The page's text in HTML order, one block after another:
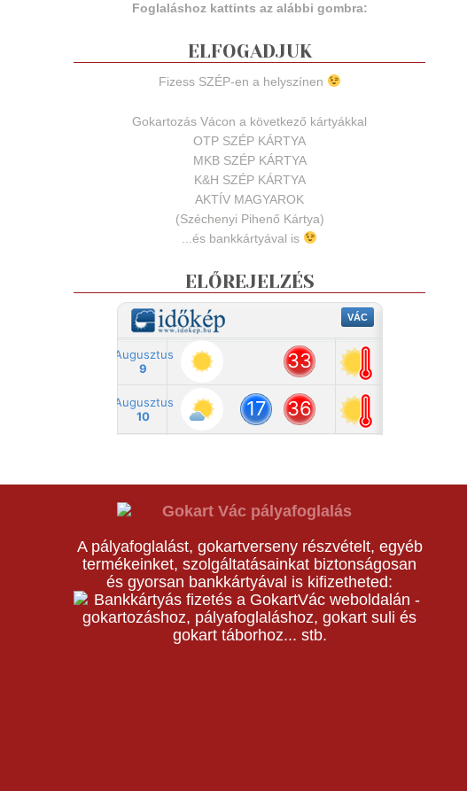
Foglaláshoz kattints az alábbi gombra:
ELFOGADJUK
Fizess SZÉP-en a helyszínen
Gokartozás Vácon a következő kártyákkal
OTP SZÉP KÁRTYA
MKB SZÉP KÁRTYA
K&H SZÉP KÁRTYA
AKTÍV MAGYAROK
(Széchenyi Pihenő Kártya)
...és bankkártyával is
ELŐREJELZÉS
A pályafoglalást, gokartverseny részvételt, egyéb
termékeinket, szolgáltatásainkat biztonságosan
és gyorsan bankkártyával is kifizetheted: